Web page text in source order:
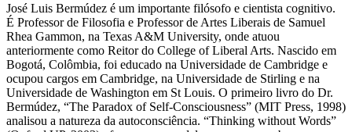
José Luis Bermúdez é um importante filósofo e cientista cognitivo.
É Professor de Filosofia e Professor de Artes Liberais de Samuel
Rhea Gammon, na Texas A&M University, onde atuou
anteriormente como Reitor do College of Liberal Arts. Nascido em
Bogotá, Colômbia, foi educado na Universidade de Cambridge e
ocupou cargos em Cambridge, na Universidade de Stirling e na
Universidade de Washington em St Louis. O primeiro livro do Dr.
Bermúdez, “The Paradox of Self-Consciousness” (MIT Press, 1998)
analisou a natureza da autoconsciência. “Thinking without Words”